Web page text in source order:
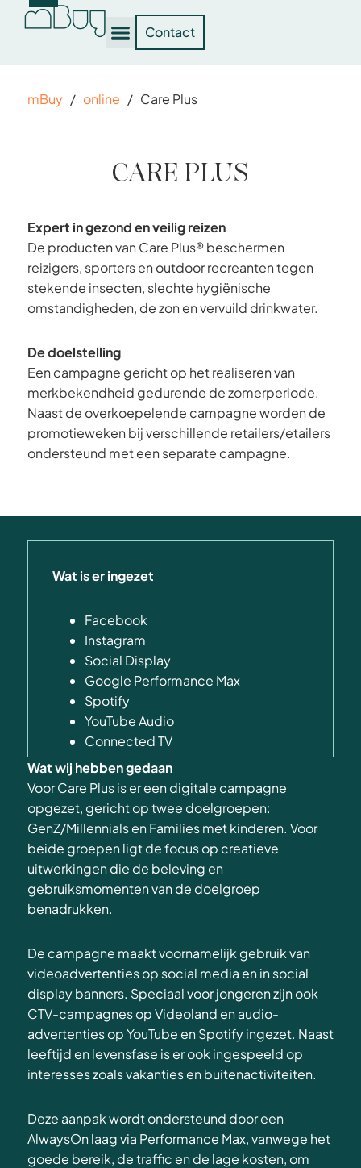
Contact
mBuy/ online / Care Plus
CARE PLUS
Expert in gezond en veilig reizen
De producten van Care Plus® beschermen
reizigers, sporters en outdoor recreanten tegen
stekende insecten, slechte hygiënische
omstandigheden, de zon en vervuild drinkwater.
De doelstelling
Een campagne gericht op het realiseren van
merkbekendheid gedurende de zomerperiode.
Naast de overkoepelende campagne worden de
promotieweken bij verschillende retailers/etailers
ondersteund met een separate campagne.
Wat wij hebben gedaan
Voor Care Plus is er een digitale campagne
opgezet, gericht op twee doelgroepen:
GenZ/Millennials en Families met kinderen. Voor
beide groepen ligt de focus op creatieve
uitwerkingen die de beleving en
gebruiksmomenten van de doelgroep
benadrukken.
De campagne maakt voornamelijk gebruik van
videoadvertenties op social media en in social
display banners. Speciaal voor jongeren zijn ook
CTV-campagnes op Videoland en audio-
advertenties op YouTube en Spotify ingezet. Naast
leeftijd en levensfase is er ook ingespeeld op
interesses zoals vakanties en buitenactiviteiten.
Deze aanpak wordt ondersteund door een
AlwaysOn laag via Performance Max, vanwege het
goede bereik, de traffic en de lage kosten, om
Wat is er ingezet
Facebook
Instagram
Social Display
Google Performance Max
Spotify
YouTube Audio
Connected TV